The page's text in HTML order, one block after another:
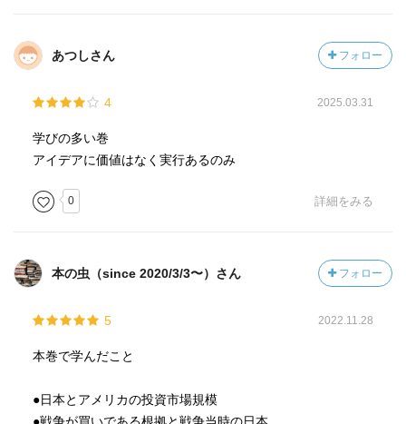
あつしさん フォロー
4 2025.03.31
学びの多い巻
アイデアに価値はなく実行あるのみ
0 詳細をみる
本の虫（since 2020/3/3〜）さん フォロー
5 2022.11.28
本巻で学んだこと
●日本とアメリカの投資市場規模